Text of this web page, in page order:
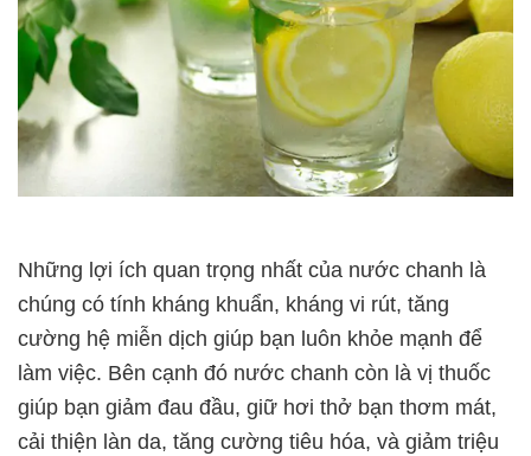
Những lợi ích quan trọng nhất của nước chanh là
chúng có tính kháng khuẩn, kháng vi rút, tăng
cường hệ miễn dịch giúp bạn luôn khỏe mạnh để
làm việc. Bên cạnh đó nước chanh còn là vị thuốc
giúp bạn giảm đau đầu, giữ hơi thở bạn thơm mát,
cải thiện làn da, tăng cường tiêu hóa, và giảm triệu